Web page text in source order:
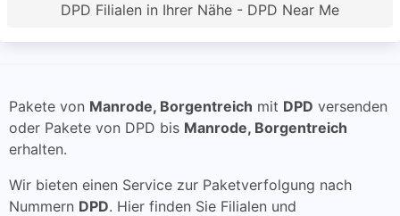
DPD Filialen in Ihrer Nähe - DPD Near Me
Pakete von Manrode, Borgentreich mit DPD versenden
oder Pakete von DPD bis Manrode, Borgentreich
erhalten.
Wir bieten einen Service zur Paketverfolgung nach
Nummern DPD. Hier finden Sie Filialen und